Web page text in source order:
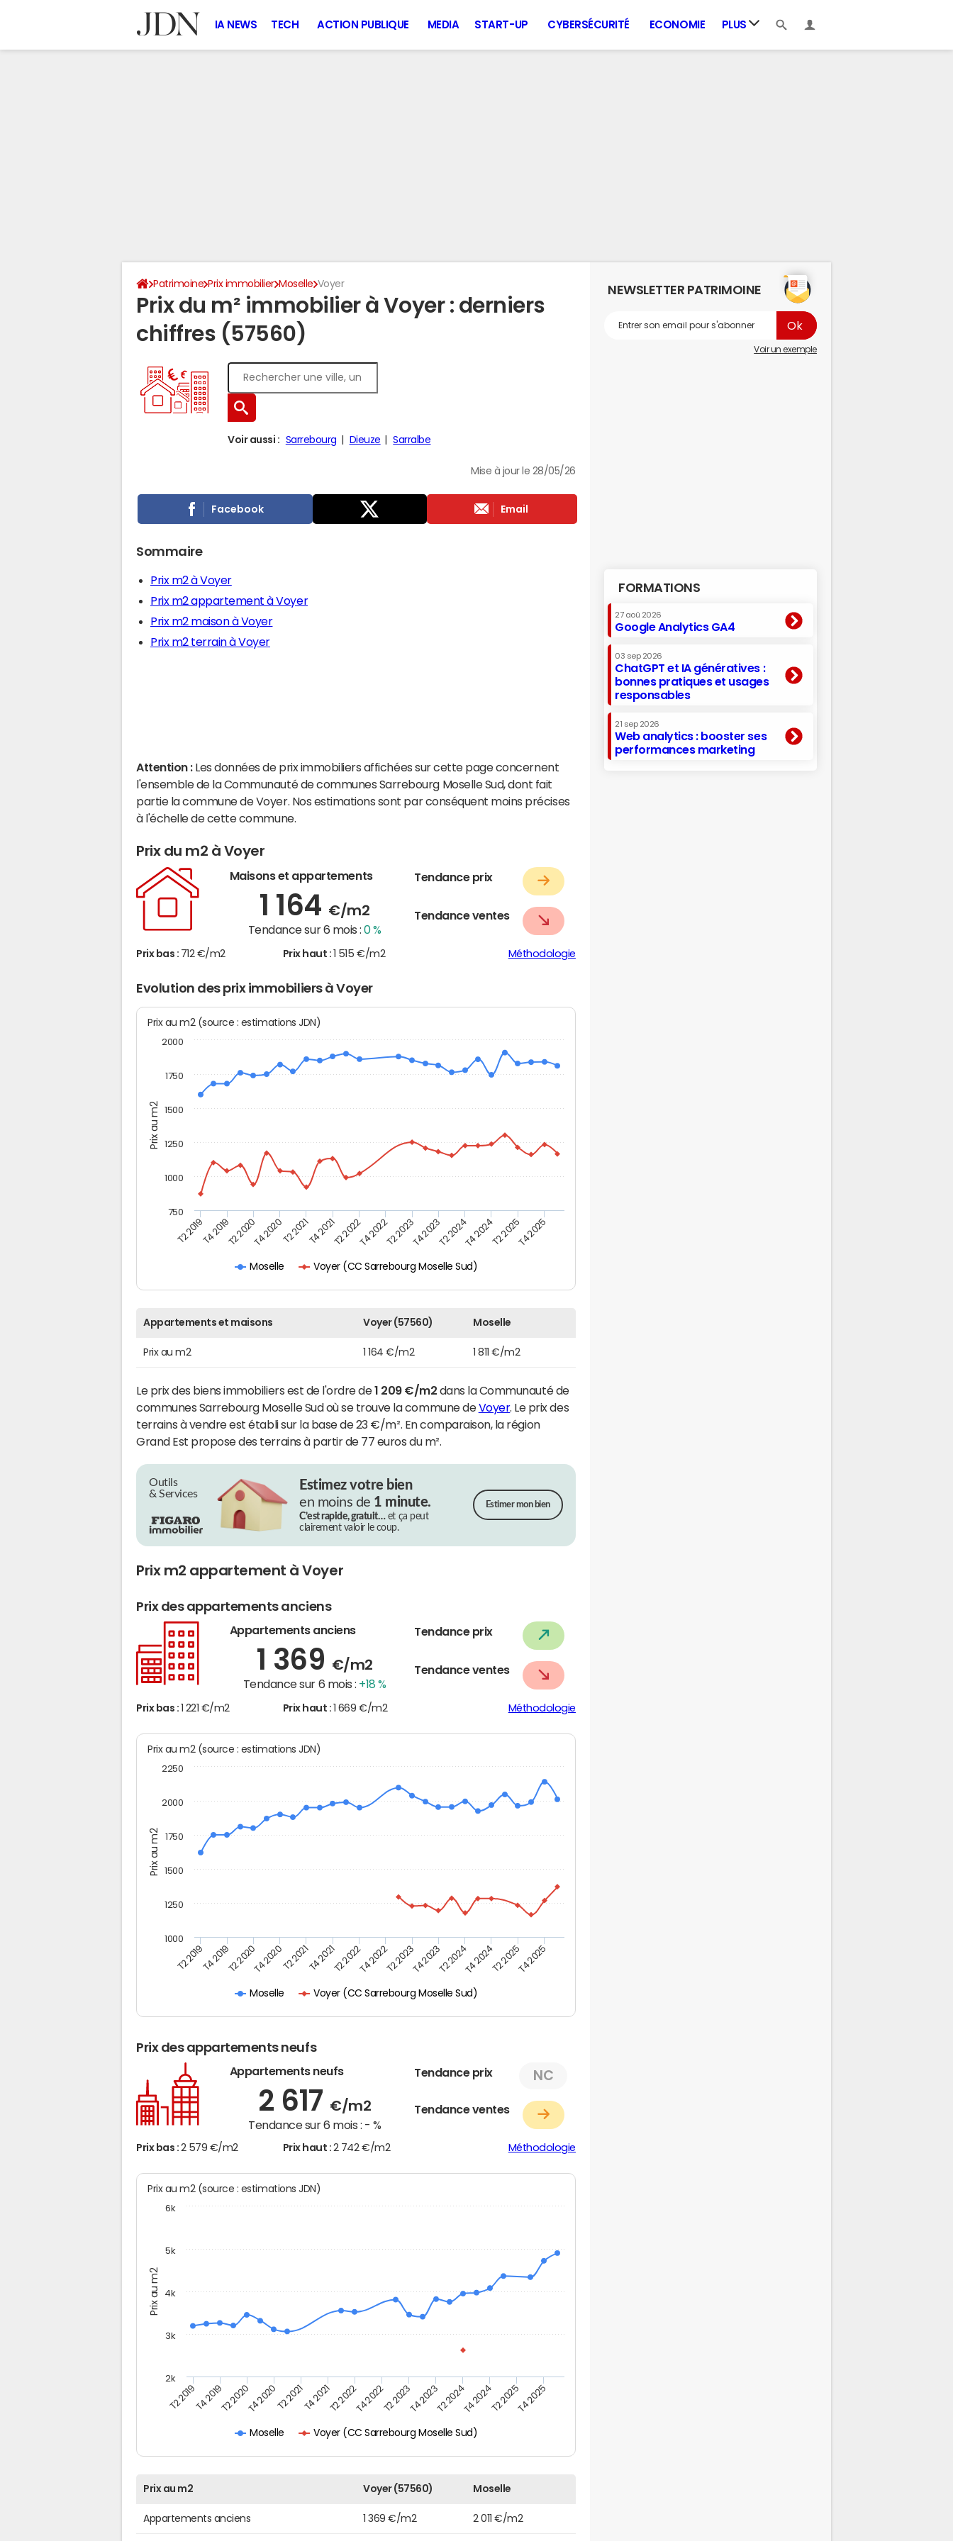
IA NEWS TECH ACTION PUBLIQUE MEDIA START-UP CYBERSÉCURITÉ ECONOMIE PLUS
Patrimoine Prix immobilier Moselle Voyer
Prix du m² immobilier à Voyer : derniers
chiffres (57560)
Voir aussi : Sarrebourg Dieuze Sarralbe
Mise à jour le 28/05/26
Facebook Email
Sommaire
Prix m2 à Voyer
Prix m2 appartement à Voyer
Prix m2 maison à Voyer
Prix m2 terrain à Voyer
Attention : Les données de prix immobiliers affichées sur cette page concernent
l'ensemble de la Communauté de communes Sarrebourg Moselle Sud, dont fait
partie la commune de Voyer. Nos estimations sont par conséquent moins précises
à l'échelle de cette commune.
Prix du m2 à Voyer
Maisons et appartements
1 164 €/m2
Tendance sur 6 mois :0 %
Tendance prix
Tendance ventes
Prix bas : 712 €/m2 Prix haut : 1 515 €/m2 Méthodologie
Evolution des prix immobiliers à Voyer
Prix au m2
Prix au m2 (source : estimations JDN)
Moselle Voyer (CC Sarrebourg Moselle Sud)
T2 2019T4 2019T2 2020T4 2020T2 2021T4 2021T2 2022T4 2022T2 2023T4 2023T2 2024T4 2024T2 2025T4 2025
750
1000
1250
1500
1750
2000
Appartements et maisons Voyer (57560) Moselle
Prix au m2 1 164 €/m2 1 811 €/m2
Le prix des biens immobiliers est de l'ordre de1 209 €/m2 dans la Communauté de
communes Sarrebourg Moselle Sud où se trouve la commune deVoyer. Le prix des
terrains à vendre est établi sur la base de 23 €/m². En comparaison, la région
Grand Est propose des terrains à partir de 77 euros du m².
Outils
& Services
Estimez votre bien
en moins de 1 minute.
C’est rapide, gratuit…et ça peut
clairement valoir le coup.
Estimer mon bien
Prix m2 appartement à Voyer
Prix des appartements anciens
Appartements anciens
1 369 €/m2
Tendance sur 6 mois : +18 %
Tendance prix
Tendance ventes
Prix bas : 1 221 €/m2 Prix haut : 1 669 €/m2 Méthodologie
Prix au m2
Prix au m2 (source : estimations JDN)
Moselle Voyer (CC Sarrebourg Moselle Sud)
T2 2019T4 2019T2 2020T4 2020T2 2021T4 2021T2 2022T4 2022T2 2023T4 2023T2 2024T4 2024T2 2025T4 2025
1000
1250
1500
1750
2000
2250
Prix des appartements neufs
Appartements neufs
2 617 €/m2
Tendance sur 6 mois : - %
Tendance prix NC
Tendance ventes
Prix bas : 2 579 €/m2 Prix haut : 2 742 €/m2 Méthodologie
Prix au m2
Prix au m2 (source : estimations JDN)
Moselle Voyer (CC Sarrebourg Moselle Sud)
T2 2019T4 2019T2 2020T4 2020T2 2021T4 2021T2 2022T4 2022T2 2023T4 2023T2 2024T4 2024T2 2025T4 2025
3k
4k
5k
2k
6k
Prix au m2 Voyer (57560) Moselle
Appartements anciens 1 369 €/m2 2 011 €/m2
NEWSLETTER PATRIMOINE
Voir un exemple
FORMATIONS
27 aoû 2026
Google Analytics GA4
03 sep 2026
ChatGPT et IA génératives :
bonnes pratiques et usages
responsables
21 sep 2026
Web analytics : booster ses
performances marketing